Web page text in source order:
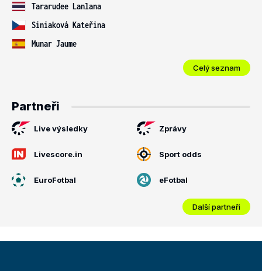
Tararudee Lanlana
Siniaková Kateřina
Munar Jaume
Celý seznam
Partneři
Live výsledky Zprávy
Livescore.in Sport odds
EuroFotbal eFotbal
Další partneři